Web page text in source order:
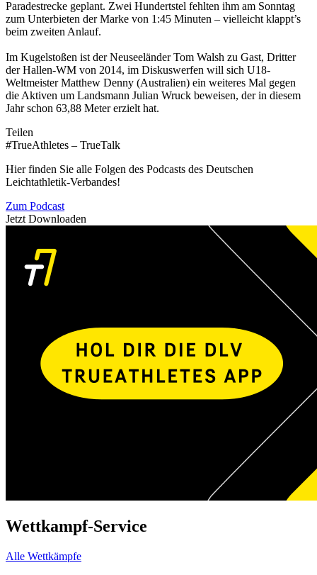
Paradestrecke geplant. Zwei Hundertstel fehlten ihm am Sonntag
zum Unterbieten der Marke von 1:45 Minuten – vielleicht klappt’s
beim zweiten Anlauf.
Im Kugelstoßen ist der Neuseeländer Tom Walsh zu Gast, Dritter
der Hallen-WM von 2014, im Diskuswerfen will sich U18-
Weltmeister Matthew Denny (Australien) ein weiteres Mal gegen
die Aktiven um Landsmann Julian Wruck beweisen, der in diesem
Jahr schon 63,88 Meter erzielt hat.
Teilen
#TrueAthletes – TrueTalk
Hier finden Sie alle Folgen des Podcasts des Deutschen
Leichtathletik-Verbandes!
Zum Podcast
Jetzt Downloaden
Wettkampf-Service
Alle Wettkämpfe